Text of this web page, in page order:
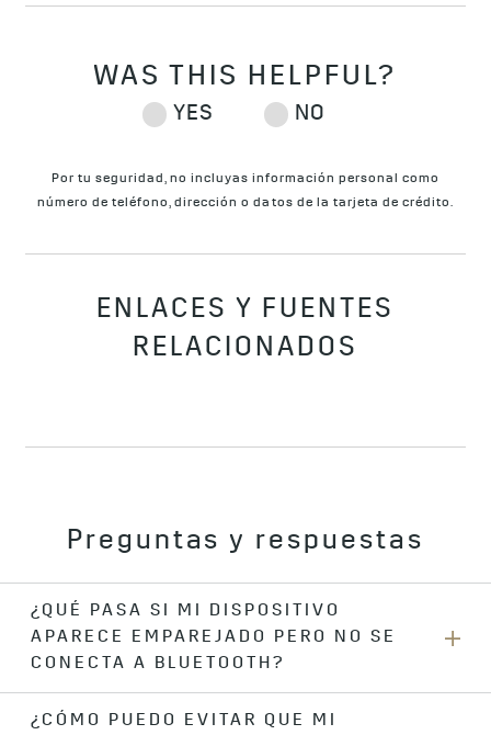
Por tu seguridad, no incluyas información personal como
número de teléfono, dirección o datos de la tarjeta de crédito.
ENLACES Y FUENTES
RELACIONADOS
Preguntas y respuestas
¿QUÉ PASA SI MI DISPOSITIVO
APARECE EMPAREJADO PERO NO SE
CONECTA A BLUETOOTH?
Verifica las listas de dispositivos emparejados de tu
¿CÓMO PUEDO EVITAR QUE MI